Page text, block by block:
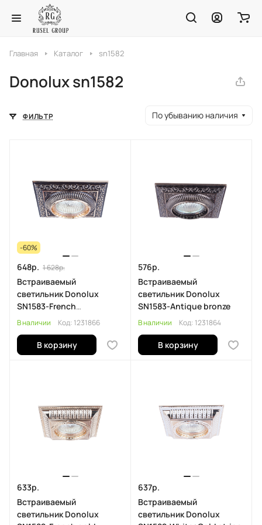
Главная Каталог sn1582
Donolux sn1582
ФИЛЬТР По убыванию наличия
-60%
648р. 1 628р.
Встраиваемый
светильник Donolux
SN1583-French
gold+Brown copper
В наличии Код: 1231866
В корзину
576р.
Встраиваемый
светильник Donolux
SN1583-Antique bronze
В наличии Код: 1231864
В корзину
633р.
Встраиваемый
светильник Donolux
637р.
Встраиваемый
светильник Donolux